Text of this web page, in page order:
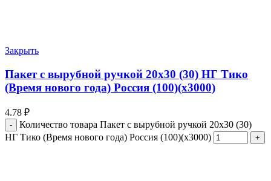
Закрыть
Пакет с вырубной ручкой 20х30 (30) НГ Тико
(Время нового года) Россия (100)(х3000)
4.78 ₽
Количество товара Пакет с вырубной ручкой 20х30 (30)
НГ Тико (Время нового года) Россия (100)(х3000)